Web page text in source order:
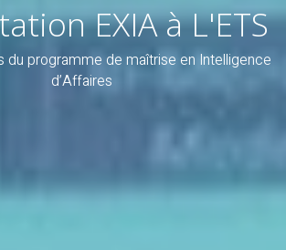
EXIA à L'ETS
du programme de maîtrise en Intelligence
d’Affaires